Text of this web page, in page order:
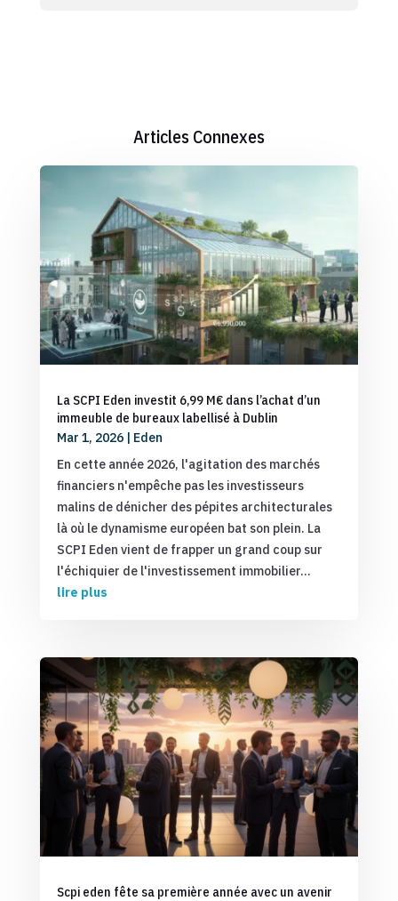
Articles Connexes
La SCPI Eden investit 6,99 M€ dans l’achat d’un
immeuble de bureaux labellisé à Dublin
Mar 1, 2026| Eden
En cette année 2026, l'agitation des marchés
financiers n'empêche pas les investisseurs
malins de dénicher des pépites architecturales
là où le dynamisme européen bat son plein. La
SCPI Eden vient de frapper un grand coup sur
l'échiquier de l'investissement immobilier...
lire plus
Scpi eden fête sa première année avec un avenir